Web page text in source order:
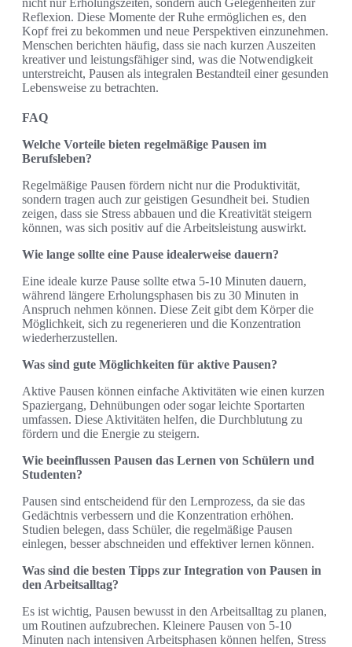
nicht nur Erholungszeiten, sondern auch Gelegenheiten zur
Reflexion. Diese Momente der Ruhe ermöglichen es, den
Kopf frei zu bekommen und neue Perspektiven einzunehmen.
Menschen berichten häufig, dass sie nach kurzen Auszeiten
kreativer und leistungsfähiger sind, was die Notwendigkeit
unterstreicht, Pausen als integralen Bestandteil einer gesunden
Lebensweise zu betrachten.
FAQ
Welche Vorteile bieten regelmäßige Pausen im
Berufsleben?
Regelmäßige Pausen fördern nicht nur die Produktivität,
sondern tragen auch zur geistigen Gesundheit bei. Studien
zeigen, dass sie Stress abbauen und die Kreativität steigern
können, was sich positiv auf die Arbeitsleistung auswirkt.
Wie lange sollte eine Pause idealerweise dauern?
Eine ideale kurze Pause sollte etwa 5-10 Minuten dauern,
während längere Erholungsphasen bis zu 30 Minuten in
Anspruch nehmen können. Diese Zeit gibt dem Körper die
Möglichkeit, sich zu regenerieren und die Konzentration
wiederherzustellen.
Was sind gute Möglichkeiten für aktive Pausen?
Aktive Pausen können einfache Aktivitäten wie einen kurzen
Spaziergang, Dehnübungen oder sogar leichte Sportarten
umfassen. Diese Aktivitäten helfen, die Durchblutung zu
fördern und die Energie zu steigern.
Wie beeinflussen Pausen das Lernen von Schülern und
Studenten?
Pausen sind entscheidend für den Lernprozess, da sie das
Gedächtnis verbessern und die Konzentration erhöhen.
Studien belegen, dass Schüler, die regelmäßige Pausen
einlegen, besser abschneiden und effektiver lernen können.
Was sind die besten Tipps zur Integration von Pausen in
den Arbeitsalltag?
Es ist wichtig, Pausen bewusst in den Arbeitsalltag zu planen,
um Routinen aufzubrechen. Kleinere Pausen von 5-10
Minuten nach intensiven Arbeitsphasen können helfen, Stress